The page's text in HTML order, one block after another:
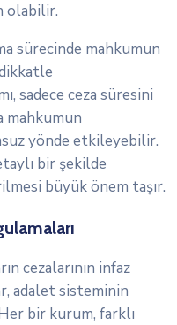
olabilir.
sürecinde mahkumun
dikkatle
sadece ceza süresini
mahkumun
yönde etkileyebilir.
bir şekilde
büyük önem taşır.
cezalarının infaz
adalet sisteminin
bir kurum, farklı